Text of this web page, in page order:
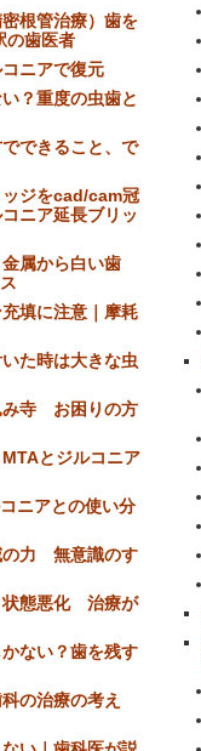
根管治療）歯を
の歯医者
ニアで復元
？重度の虫歯と
できること、で
ジをcad/cam冠
ニア延長ブリッ
属から白い歯
填に注意｜摩耗
た時は大きな虫
み寺 お困りの方
とジルコニア
ニアとの使い分
の力 無意識のす
状態悪化 治療が
ない？歯を残す
の治療の考え